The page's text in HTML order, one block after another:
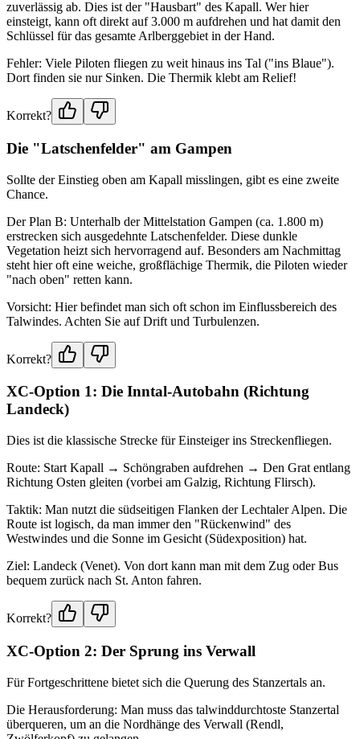
zuverlässig ab. Dies ist der "Hausbart" des Kapall. Wer hier
einsteigt, kann oft direkt auf 3.000 m aufdrehen und hat damit den
Schlüssel für das gesamte Arlberggebiet in der Hand.
Fehler: Viele Piloten fliegen zu weit hinaus ins Tal ("ins Blaue").
Dort finden sie nur Sinken. Die Thermik klebt am Relief!
Korrekt?
Die "Latschenfelder" am Gampen
Sollte der Einstieg oben am Kapall misslingen, gibt es eine zweite
Chance.
Der Plan B: Unterhalb der Mittelstation Gampen (ca. 1.800 m)
erstrecken sich ausgedehnte Latschenfelder. Diese dunkle
Vegetation heizt sich hervorragend auf. Besonders am Nachmittag
steht hier oft eine weiche, großflächige Thermik, die Piloten wieder
"nach oben" retten kann.
Vorsicht: Hier befindet man sich oft schon im Einflussbereich des
Talwindes. Achten Sie auf Drift und Turbulenzen.
Korrekt?
XC-Option 1: Die Inntal-Autobahn (Richtung
Landeck)
Dies ist die klassische Strecke für Einsteiger ins Streckenfliegen.
Route: Start Kapall → Schöngraben aufdrehen → Den Grat entlang
Richtung Osten gleiten (vorbei am Galzig, Richtung Flirsch).
Taktik: Man nutzt die südseitigen Flanken der Lechtaler Alpen. Die
Route ist logisch, da man immer den "Rückenwind" des
Westwindes und die Sonne im Gesicht (Südexposition) hat.
Ziel: Landeck (Venet). Von dort kann man mit dem Zug oder Bus
bequem zurück nach St. Anton fahren.
Korrekt?
XC-Option 2: Der Sprung ins Verwall
Für Fortgeschrittene bietet sich die Querung des Stanzertals an.
Die Herausforderung: Man muss das talwinddurchtoste Stanzertal
überqueren, um an die Nordhänge des Verwall (Rendl,